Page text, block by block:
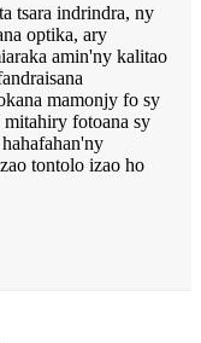
tsara indrindra, ny
optika, ary
amin'ny kalitao
mamonjy fo sy
fotoana sy
tontolo izao ho